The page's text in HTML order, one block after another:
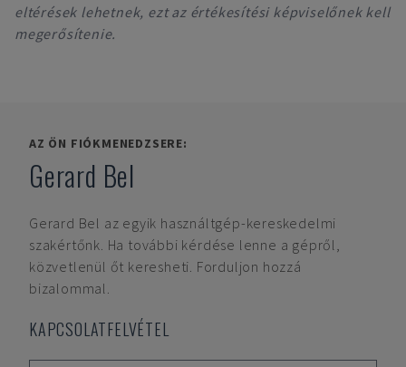
eltérések lehetnek, ezt az értékesítési képviselőnek kell
megerősítenie.
AZ ÖN FIÓKMENEDZSERE:
Gerard Bel
Gerard Bel az egyik használtgép-kereskedelmi
szakértőnk. Ha további kérdése lenne a gépről,
közvetlenül őt keresheti. Forduljon hozzá
bizalommal.
KAPCSOLATFELVÉTEL